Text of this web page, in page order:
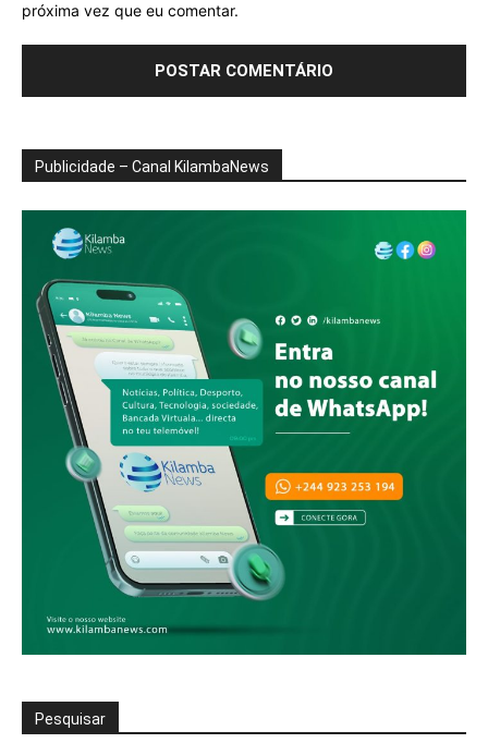
próxima vez que eu comentar.
Publicidade – Canal KilambaNews
Pesquisar